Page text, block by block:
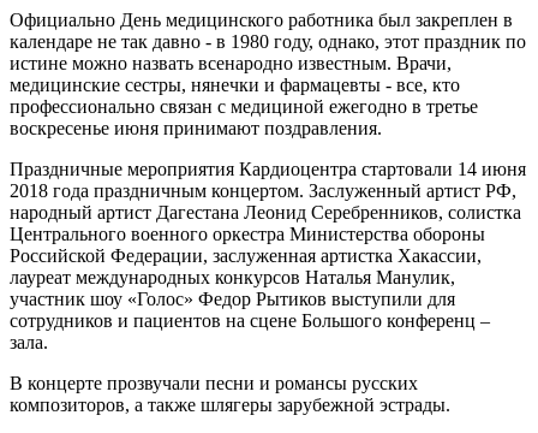
Официально День медицинского работника был закреплен в
календаре не так давно - в 1980 году, однако, этот праздник по
истине можно назвать всенародно известным. Врачи,
медицинские сестры, нянечки и фармацевты - все, кто
профессионально связан с медициной ежегодно в третье
воскресенье июня принимают поздравления.
Праздничные мероприятия Кардиоцентра стартовали 14 июня
2018 года праздничным концертом. Заслуженный артист РФ,
народный артист Дагестана Леонид Серебренников, солистка
Центрального военного оркестра Министерства обороны
Российской Федерации, заслуженная артистка Хакассии,
лауреат международных конкурсов Наталья Манулик,
участник шоу «Голос» Федор Рытиков выступили для
сотрудников и пациентов на сцене Большого конференц –
зала.
В концерте прозвучали песни и романсы русских
композиторов, а также шлягеры зарубежной эстрады.